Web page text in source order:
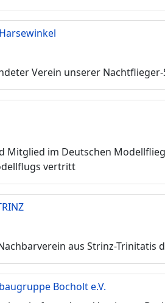
Verein unserer
Mitglied im Deutschen
vertritt
aus Strinz-Trinitatis
Bocholt e.V.